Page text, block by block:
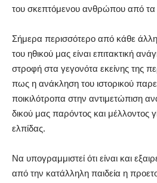
του σκεπτόμενου ανθρώπου από
Σήμερα περισσότερο από κάθε
του ηθικού μας είναι επιτακτική
στροφή στα γεγονότα εκείνης της
πως η ανάκληση του ιστορικού
ποικιλότροπα στην αντιμετώπιση
δικού μας παρόντος και μέλλοντος
ελπίδας.
Να υπογραμμιστεί ότι είναι και
από την κατάλληλη παιδεία η